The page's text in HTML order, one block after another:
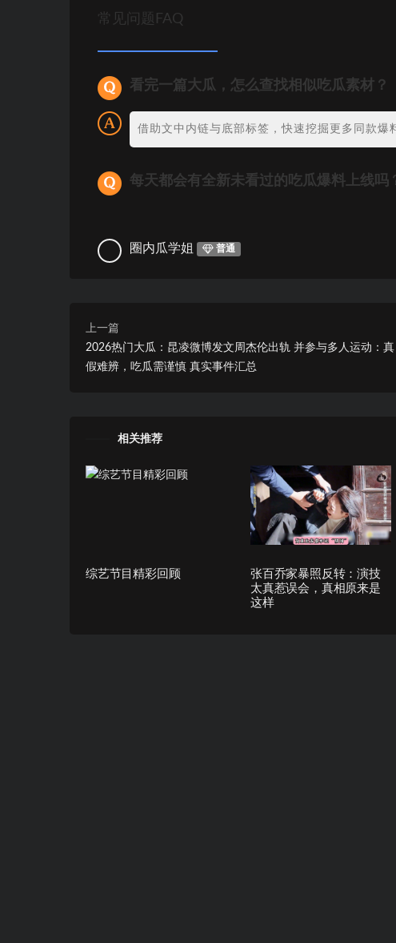
常见问题FAQ
看完一篇大瓜，怎么查找相似吃瓜素材？
借助文中内链与底部标签，快速挖掘更多同款爆
每天都会有全新未看过的吃瓜爆料上线吗
圈内瓜学姐 普通
上一篇
2026热门大瓜：昆凌微博发文周杰伦出轨 并参与多人运动：真
假难辨，吃瓜需谨慎 真实事件汇总
相关推荐
综艺节目精彩回顾
张百乔家暴照反转：演技
太真惹误会，真相原来是
这样